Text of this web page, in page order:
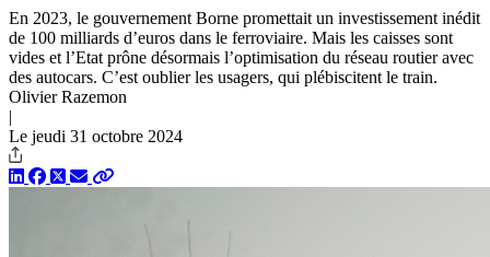
En 2023, le gouvernement Borne promettait un investissement inédit
de 100 milliards d’euros dans le ferroviaire. Mais les caisses sont
vides et l’Etat prône désormais l’optimisation du réseau routier avec
des autocars. C’est oublier les usagers, qui plébiscitent le train.
Olivier Razemon
|
Le jeudi 31 octobre 2024